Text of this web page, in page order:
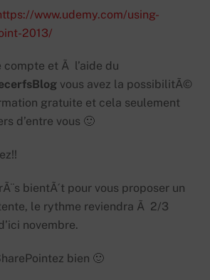
www.udemy.com/using-
2013/
et Ã l’aide du
vous avez la possibilitÃ©
gratuite et cela seulement
d’entre vous 🙂
bientÃ´t pour vous proposer un
le rythme reviendra Ã 2/3
novembre.
bien 🙂